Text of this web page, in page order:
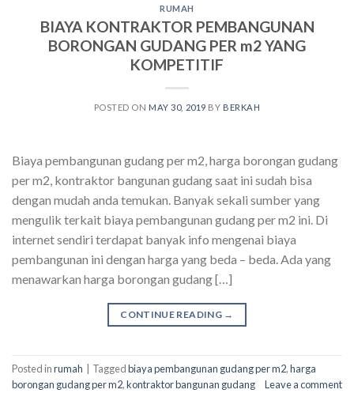
RUMAH
BIAYA KONTRAKTOR PEMBANGUNAN
BORONGAN GUDANG PER m2 YANG
KOMPETITIF
POSTED ON MAY 30, 2019 BY BERKAH
Biaya pembangunan gudang per m2, harga borongan gudang
per m2, kontraktor bangunan gudang saat ini sudah bisa
dengan mudah anda temukan. Banyak sekali sumber yang
mengulik terkait biaya pembangunan gudang per m2 ini. Di
internet sendiri terdapat banyak info mengenai biaya
pembangunan ini dengan harga yang beda – beda. Ada yang
menawarkan harga borongan gudang […]
CONTINUE READING →
Posted inrumah Taggedbiaya pembangunan gudang per m2,harga
borongan gudang per m2,kontraktor bangunan gudang Leave a comment